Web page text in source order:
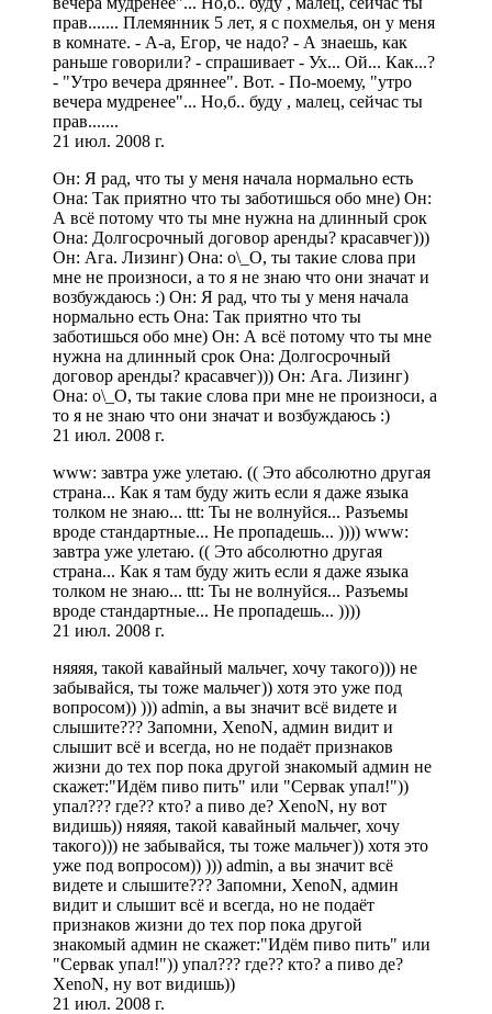
прав....... Племянник 5 лет, я с похмелья, он у меня
в комнате. - А-а, Егор, че надо? - А знаешь, как
раньше говорили? - спрашивает - Ух... Ой... Как...?
- "Утро вечера дряннее". Вот. - По-моему, "утро
вечера мудренее"... Но,б.. буду , малец, сейчас ты
прав.......
21 июл. 2008 г.
Он: Я рад, что ты у меня начала нормально есть
Она: Так приятно что ты заботишься обо мне) Он:
А всё потому что ты мне нужна на длинный срок
Она: Долгосрочный договор аренды? красавчег)))
Он: Ага. Лизинг) Она: о\_О, ты такие слова при
мне не произноси, а то я не знаю что они значат и
возбуждаюсь :) Он: Я рад, что ты у меня начала
нормально есть Она: Так приятно что ты
заботишься обо мне) Он: А всё потому что ты мне
нужна на длинный срок Она: Долгосрочный
договор аренды? красавчег))) Он: Ага. Лизинг)
Она: о\_О, ты такие слова при мне не произноси, а
то я не знаю что они значат и возбуждаюсь :)
21 июл. 2008 г.
www: завтра уже улетаю. (( Это абсолютно другая
страна... Как я там буду жить если я даже языка
толком не знаю... ttt: Ты не волнуйся... Разъемы
вроде стандартные... Не пропадешь... )))) www:
завтра уже улетаю. (( Это абсолютно другая
страна... Как я там буду жить если я даже языка
толком не знаю... ttt: Ты не волнуйся... Разъемы
вроде стандартные... Не пропадешь... ))))
21 июл. 2008 г.
няяяя, такой кавайный мальчег, хочу такого))) не
забывайся, ты тоже мальчег)) хотя это уже под
вопросом)) ))) admin, а вы значит всё видете и
слышите??? Запомни, XenoN, админ видит и
слышит всё и всегда, но не подаёт признаков
жизни до тех пор пока другой знакомый админ не
скажет:"Идём пиво пить" или "Сервак упал!"))
упал??? где?? кто? а пиво де? XenoN, ну вот
видишь)) няяяя, такой кавайный мальчег, хочу
такого))) не забывайся, ты тоже мальчег)) хотя это
уже под вопросом)) ))) admin, а вы значит всё
видете и слышите??? Запомни, XenoN, админ
видит и слышит всё и всегда, но не подаёт
признаков жизни до тех пор пока другой
знакомый админ не скажет:"Идём пиво пить" или
"Сервак упал!")) упал??? где?? кто? а пиво де?
XenoN, ну вот видишь))
21 июл. 2008 г.